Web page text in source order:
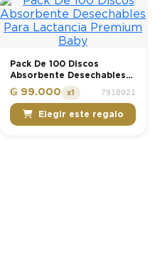
Pack De 100 Discos
Absorbente Desechables
Para Lactancia Premium
Baby
₲ 99.000 x1 7918021
Elegir este regalo